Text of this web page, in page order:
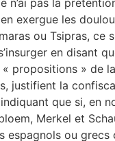
pas la
exergue les
ou Tsipras, ce
en disant
propositions » de
justifient la
que si, en
Merkel et
ou